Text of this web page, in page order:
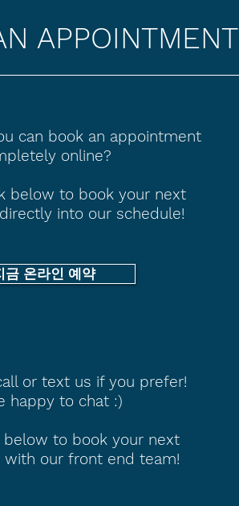
APPOINTMENT
can book an appointment
online?
below to book your next
into our schedule!
금 온라인 예약
or text us if you prefer!
happy to chat :)
to book your next
our front end team!